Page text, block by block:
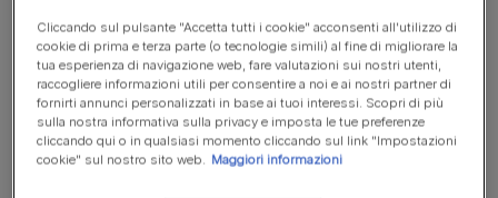
informazioni, dai un'occhiata a queste indicazioni:
Valutare le condizioni fisiche del tuo gatto’.
In questo articolo
Cliccando sul pulsante "Accetta tutti i cookie" acconsenti all'utilizzo di
cookie di prima e terza parte (o tecnologie simili) al fine di migliorare la
tua esperienza di navigazione web, fare valutazioni sui nostri utenti,
raccogliere informazioni utili per consentire a noi e ai nostri partner di
fornirti annunci personalizzati in base ai tuoi interessi. Scopri di più
sulla nostra informativa sulla privacy e imposta le tue preferenze
cliccando qui o in qualsiasi momento cliccando sul link "Impostazioni
cookie" sul nostro sito web. Maggiori informazioni